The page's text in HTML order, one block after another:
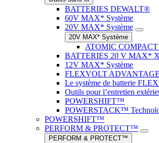
BATTERIES DEWALT®
60V MAX* Système
20V MAX* Système
20V MAX* Système
ATOMIC
BATTERIES 20 V MAX*
12V MAX* Système
FLEXVOLT
Le système de batterie
Outils pour l’entretien
POWERSHIFT™
POWERSTACK™
POWERSHIFT™
PERFORM & PROTECT™
PERFORM & PROTECT™